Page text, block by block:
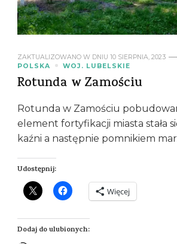
ZAKTUALIZOWANO W DNIU 10 SIERPNIA, 2023
POLSKA
WOJ. LUBELSKIE
Rotunda w Zamościu
Rotunda w Zamościu
element fortyfikacji miasta stała
kaźni a następnie pomnikiem
Udostępnij:
Więcej
Dodaj do ulubionych: